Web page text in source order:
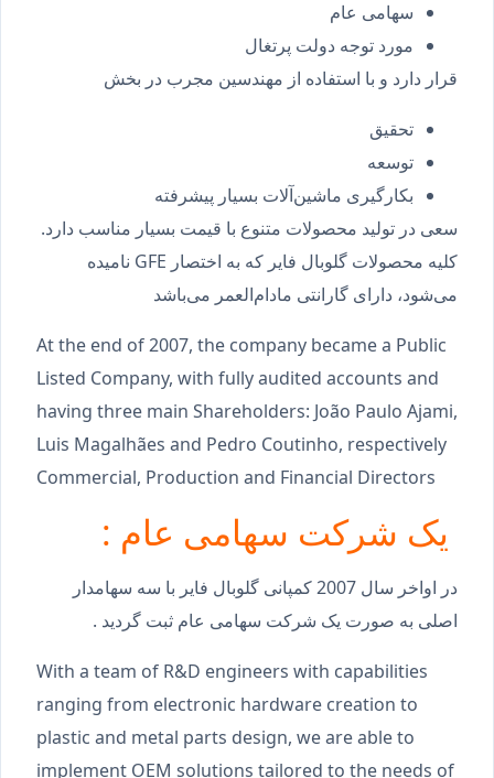
سهامی عام
مورد توجه دولت پرتغال
قرار دارد و با استفاده از مهندسین مجرب در بخش
تحقیق
توسعه
بکارگیری ماشین‌آلات بسیار پیشرفته
سعی در تولید محصولات متنوع با قیمت بسیار مناسب دارد.
کلیه محصولات گلوبال فایر که به اختصار GFE نامیده
می‌شود، دارای گارانتی مادام‌العمر می‌باشد
At the end of 2007, the company became a Public
Listed Company, with fully audited accounts and
having three main Shareholders: João Paulo Ajami,
Luis Magalhães and Pedro Coutinho, respectively
Commercial, Production and Financial Directors
یک شرکت سهامی عام :
در اواخر سال 2007 کمپانی گلوبال فایر با سه سهامدار
اصلی به صورت یک شرکت سهامی عام ثبت گردید .
With a team of R&D engineers with capabilities
ranging from electronic hardware creation to
plastic and metal parts design, we are able to
implement OEM solutions tailored to the needs of